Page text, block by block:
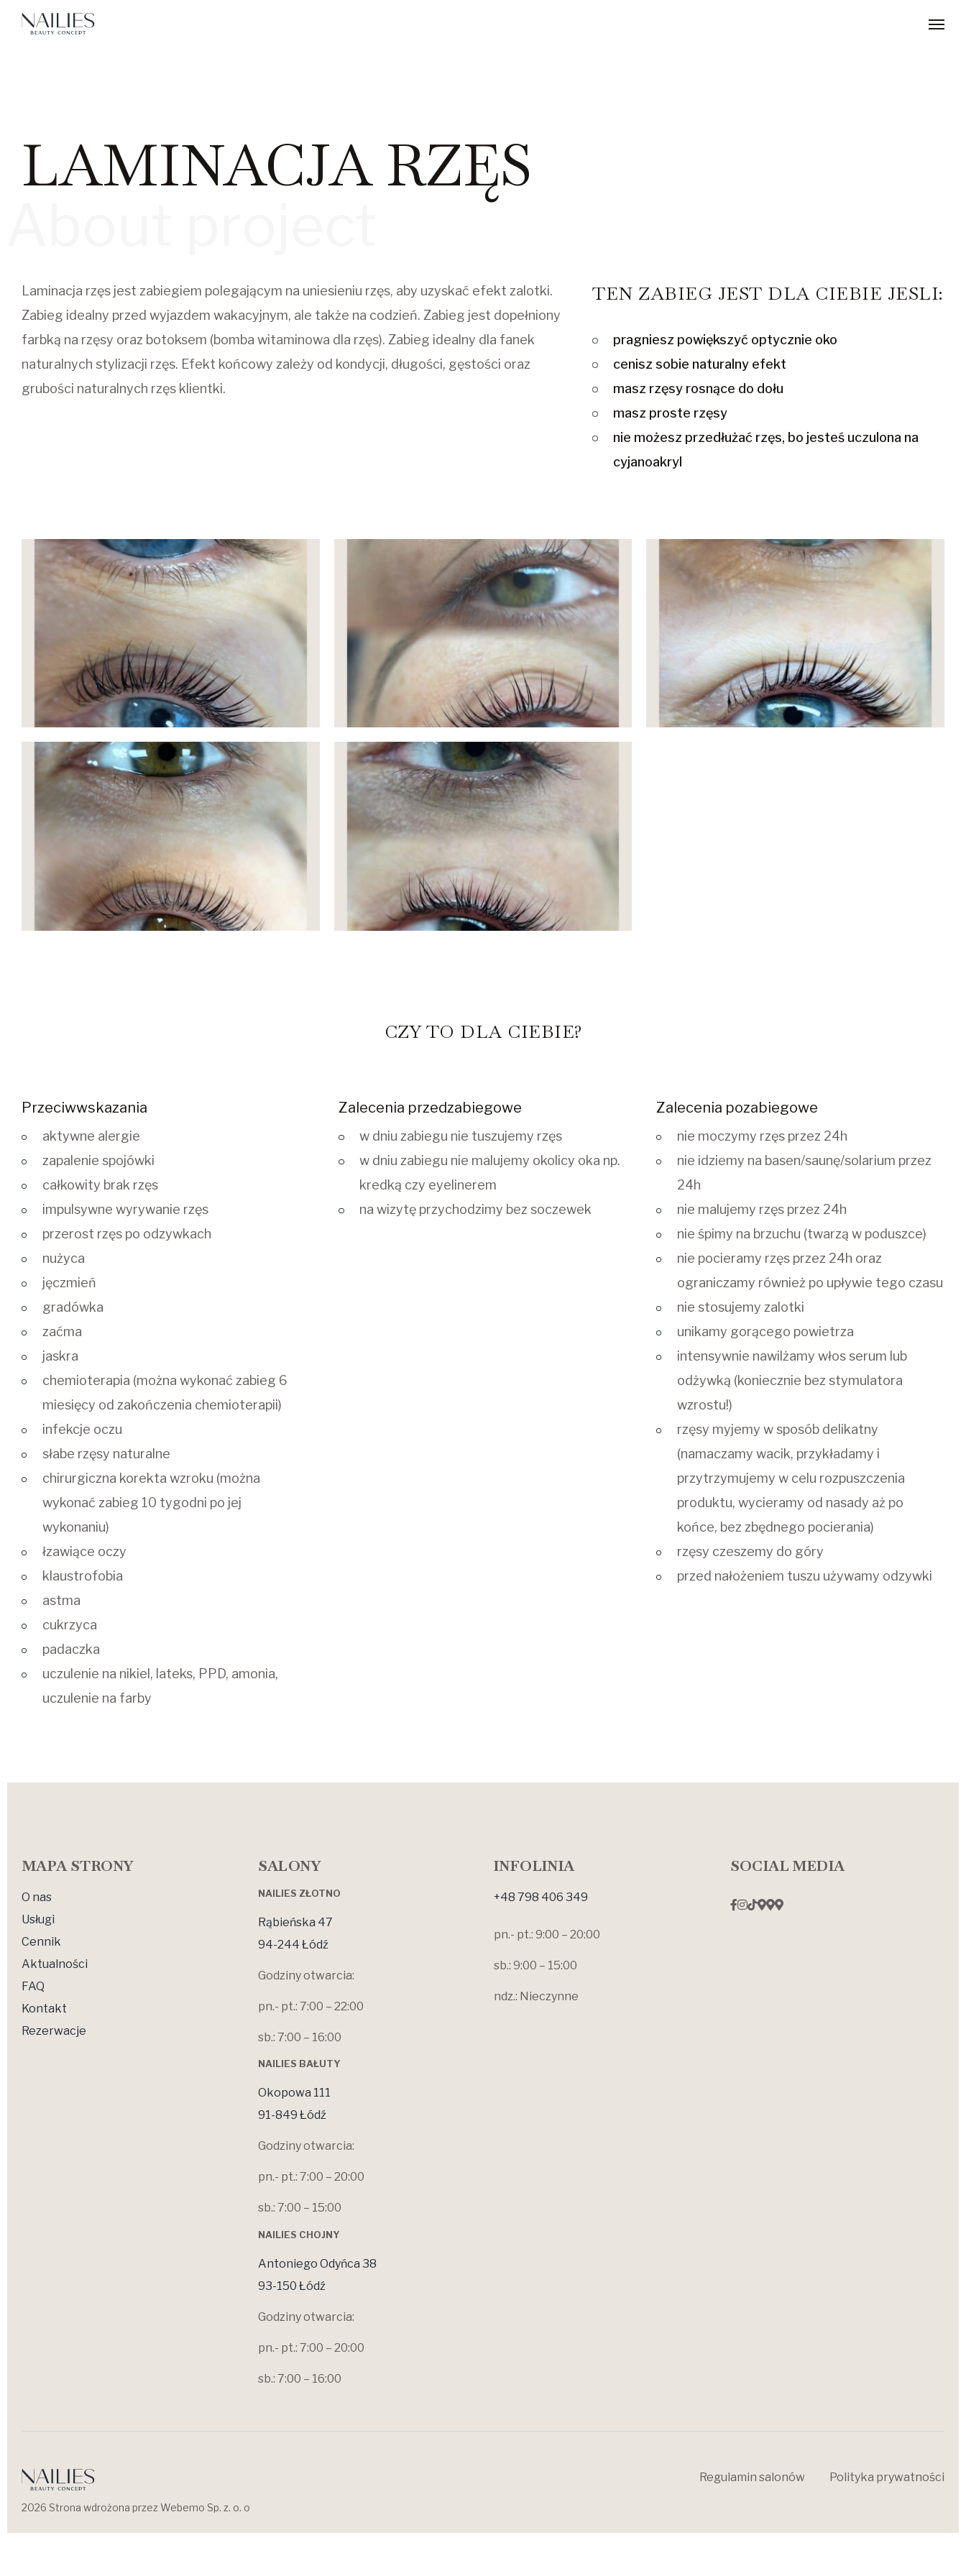
LAMINACJA RZĘS
Laminacja rzęs jest zabiegiem polegającym na uniesieniu rzęs, aby uzyskać efekt zalotki.
Zabieg idealny przed wyjazdem wakacyjnym, ale także na codzień. Zabieg jest dopełniony
farbką na rzęsy oraz botoksem (bomba witaminowa dla rzęs). Zabieg idealny dla fanek
naturalnych stylizacji rzęs. Efekt końcowy zależy od kondycji, długości, gęstości oraz
grubości naturalnych rzęs klientki.
TEN ZABIEG JEST DLA CIEBIE JESLI:
pragniesz powiększyć optycznie oko
cenisz sobie naturalny efekt
masz rzęsy rosnące do dołu
masz proste rzęsy
nie możesz przedłużać rzęs, bo jesteś uczulona na
cyjanoakryl
CZY TO DLA CIEBIE?
Przeciwwskazania
aktywne alergie
zapalenie spojówki
całkowity brak rzęs
impulsywne wyrywanie rzęs
przerost rzęs po odzywkach
nużyca
jęczmień
gradówka
zaćma
jaskra
chemioterapia (można wykonać zabieg 6
miesięcy od zakończenia chemioterapii)
infekcje oczu
słabe rzęsy naturalne
chirurgiczna korekta wzroku (można
wykonać zabieg 10 tygodni po jej
wykonaniu)
łzawiące oczy
klaustrofobia
astma
cukrzyca
padaczka
uczulenie na nikiel, lateks, PPD, amonia,
uczulenie na farby
Zalecenia przedzabiegowe
w dniu zabiegu nie tuszujemy rzęs
w dniu zabiegu nie malujemy okolicy oka np.
kredką czy eyelinerem
na wizytę przychodzimy bez soczewek
Zalecenia pozabiegowe
nie moczymy rzęs przez 24h
nie idziemy na basen/saunę/solarium przez
24h
nie malujemy rzęs przez 24h
nie śpimy na brzuchu (twarzą w poduszce)
nie pocieramy rzęs przez 24h oraz
ograniczamy również po upływie tego czasu
nie stosujemy zalotki
unikamy gorącego powietrza
intensywnie nawilżamy włos serum lub
odżywką (koniecznie bez stymulatora
wzrostu!)
rzęsy myjemy w sposób delikatny
(namaczamy wacik, przykładamy i
przytrzymujemy w celu rozpuszczenia
produktu, wycieramy od nasady aż po
końce, bez zbędnego pocierania)
rzęsy czeszemy do góry
przed nałożeniem tuszu używamy odzywki
MAPA STRONY
O nas
Usługi
Cennik
Aktualności
FAQ
Kontakt
Rezerwacje
SALONY
NAILIES ZŁOTNO
Rąbieńska 47
94-244 Łódź
Godziny otwarcia:
pn.- pt.: 7:00 – 22:00
sb.: 7:00 – 16:00
NAILIES BAŁUTY
Okopowa 111
91-849 Łódź
Godziny otwarcia:
pn.- pt.: 7:00 – 20:00
sb.: 7:00 – 15:00
NAILIES CHOJNY
Antoniego Odyńca 38
93-150 Łódź
Godziny otwarcia:
pn.- pt.: 7:00 – 20:00
sb.: 7:00 – 16:00
INFOLINIA
+48 798 406 349
pn.- pt.: 9:00 – 20:00
sb.: 9:00 – 15:00
ndz.: Nieczynne
SOCIAL MEDIA
2026 Strona wdrożona przez Webemo Sp. z. o. o
Regulamin salonów Polityka prywatności